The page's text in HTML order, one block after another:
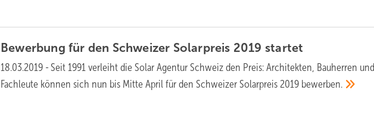
Bewerbung für den Schweizer Solarpreis 2019 startet
18.03.2019 - Seit 1991 verleiht die Solar Agentur Schweiz den Preis: Architekten, Bauherren und
Fachleute können sich nun bis Mitte April für den Schweizer Solarpreis 2019 bewerben.